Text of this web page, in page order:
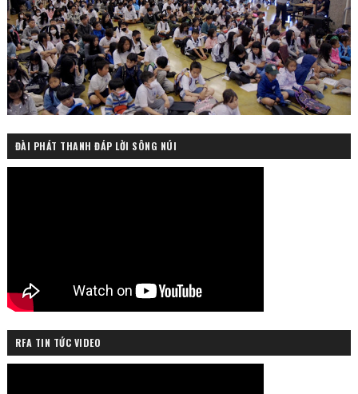
ĐÀI PHÁT THANH ĐÁP LỜI SÔNG NÚI
RFA TIN TỨC VIDEO